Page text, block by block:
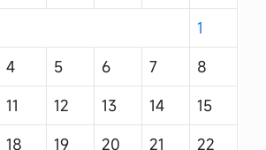
1
4 5 6 7
8
11 12 13 14
15
18 19 20 21 22